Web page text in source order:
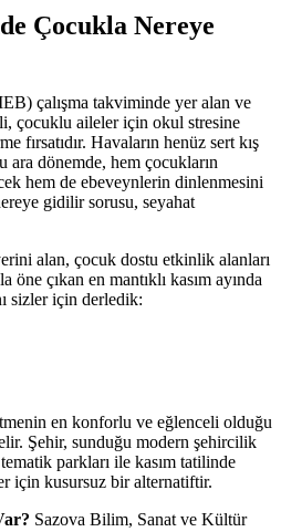
Çocukla Nereye
çalışma takviminde yer alan ve
çocuklu aileler için okul stresine
fırsatıdır. Havaların henüz sert kış
ara dönemde, hem çocukların
hem de ebeveynlerin dinlenmesini
gidilir sorusu, seyahat
alan, çocuk dostu etkinlik alanları
öne çıkan en mantıklı kasım ayında
sizler için derledik:
en konforlu ve eğlenceli olduğu
Şehir, sunduğu modern şehircilik
parkları ile kasım tatilinde
için kusursuz bir alternatiftir.
Sazova Bilim, Sanat ve Kültür